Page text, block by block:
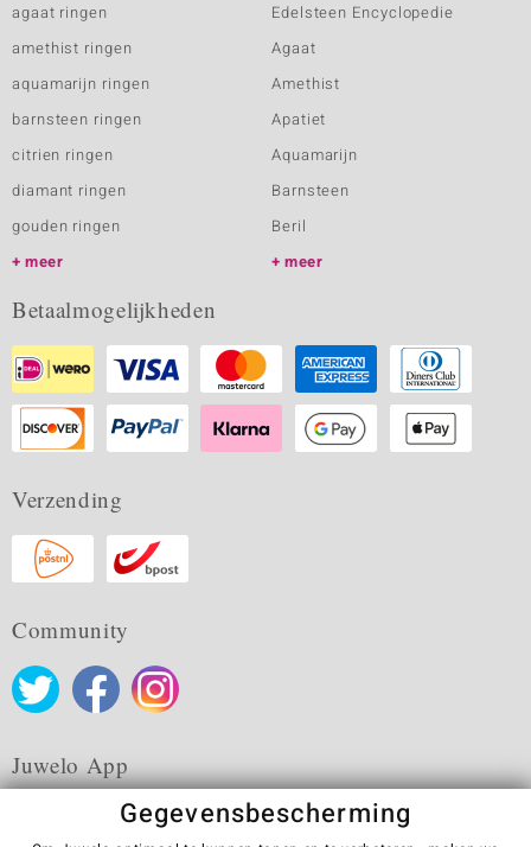
agaat ringen
amethist ringen
aquamarijn ringen
barnsteen ringen
citrien ringen
diamant ringen
gouden ringen
meer
Edelsteen Encyclopedie
Agaat
Amethist
Apatiet
Aquamarijn
Barnsteen
Beril
meer
Betaalmogelijkheden
Verzending
Community
Juwelo App
Gegevensbescherming